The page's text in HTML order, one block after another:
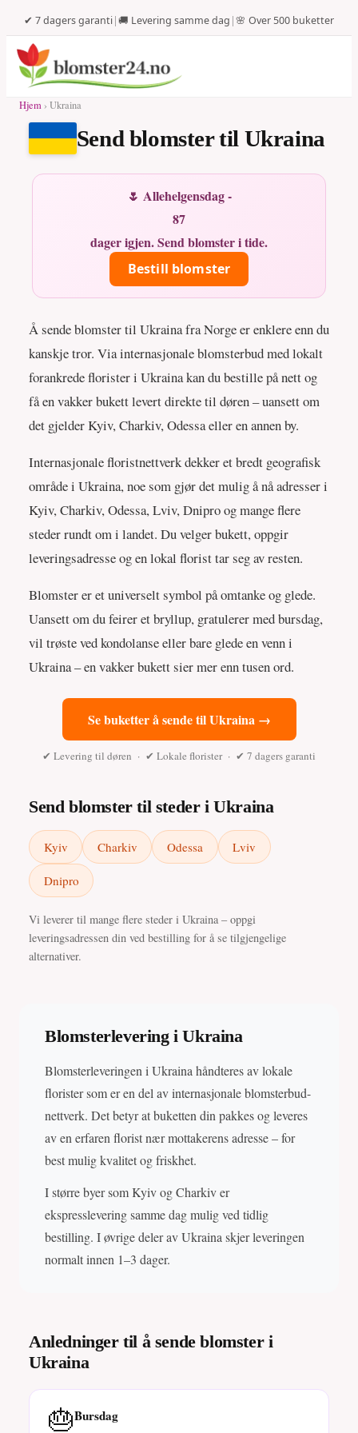
✔ 7 dagers garanti|🚚 Levering samme dag |🌸 Over 500 buketter
Hjem › Ukraina
Send blomster til Ukraina
🌷 Allehelgensdag -
87
dager igjen. Send blomster i tide.
Bestill blomster
Å sende blomster til Ukraina fra Norge er enklere enn du
kanskje tror. Via internasjonale blomsterbud med lokalt
forankrede florister i Ukraina kan du bestille på nett og
få en vakker bukett levert direkte til døren – uansett om
det gjelder Kyiv, Charkiv, Odessa eller en annen by.
Internasjonale floristnettverk dekker et bredt geografisk
område i Ukraina, noe som gjør det mulig å nå adresser i
Kyiv, Charkiv, Odessa, Lviv, Dnipro og mange flere
steder rundt om i landet. Du velger bukett, oppgir
leveringsadresse og en lokal florist tar seg av resten.
Blomster er et universelt symbol på omtanke og glede.
Uansett om du feirer et bryllup, gratulerer med bursdag,
vil trøste ved kondolanse eller bare glede en venn i
Ukraina – en vakker bukett sier mer enn tusen ord.
Se buketter å sende til Ukraina →
✔ Levering til døren · ✔ Lokale florister · ✔ 7 dagers garanti
Send blomster til steder i Ukraina
Kyiv Charkiv Odessa Lviv
Dnipro
Vi leverer til mange flere steder i Ukraina – oppgi
leveringsadressen din ved bestilling for å se tilgjengelige
alternativer.
Blomsterlevering i Ukraina
Blomsterleveringen i Ukraina håndteres av lokale
florister som er en del av internasjonale blomsterbud-
nettverk. Det betyr at buketten din pakkes og leveres
av en erfaren florist nær mottakerens adresse – for
best mulig kvalitet og friskhet.
I større byer som Kyiv og Charkiv er
ekspresslevering samme dag mulig ved tidlig
bestilling. I øvrige deler av Ukraina skjer leveringen
normalt innen 1–3 dager.
Anledninger til å sende blomster i
Ukraina
🎂Bursdag